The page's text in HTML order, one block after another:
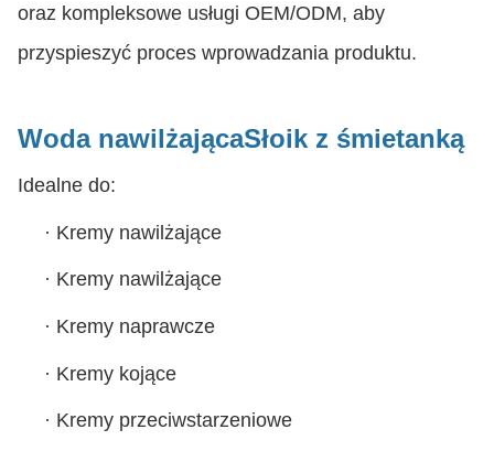
oraz kompleksowe usługi OEM/ODM, aby
przyspieszyć proces wprowadzania produktu.
Woda nawilżającaSłoik z śmietanką
Idealne do:
· Kremy nawilżające
· Kremy nawilżające
· Kremy naprawcze
· Kremy kojące
· Kremy przeciwstarzeniowe